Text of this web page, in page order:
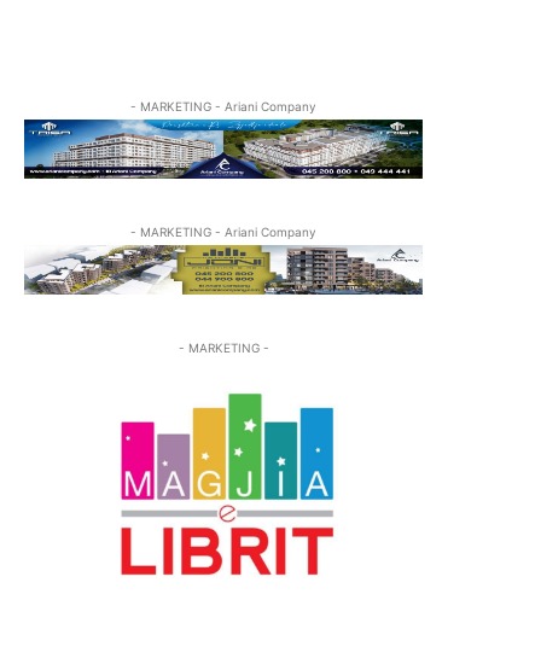
- MARKETING - Ariani Company
- MARKETING - Ariani Company
- MARKETING -